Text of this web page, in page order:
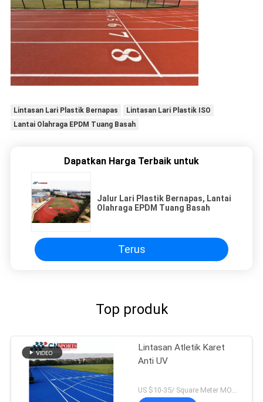
Lintasan Lari Plastik Bernapas
Lintasan Lari Plastik ISO
Lantai Olahraga EPDM Tuang Basah
Dapatkan Harga Terbaik untuk
Jalur Lari Plastik Bernapas, Lantai
Olahraga EPDM Tuang Basah
Terus
Top produk
Lintasan Atletik Karet
Anti UV
US $10-35/ Square Meter MOQ:/